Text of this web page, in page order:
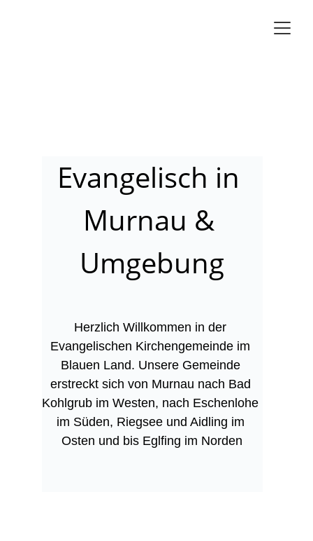
Evangelisch in
Murnau &
Umgebung
Herzlich Willkommen in der
Evangelischen Kirchengemeinde im
Blauen Land. Unsere Gemeinde
erstreckt sich von Murnau nach Bad
Kohlgrub im Westen, nach Eschenlohe
im Süden, Riegsee und Aidling im
Osten und bis Eglfing im Norden